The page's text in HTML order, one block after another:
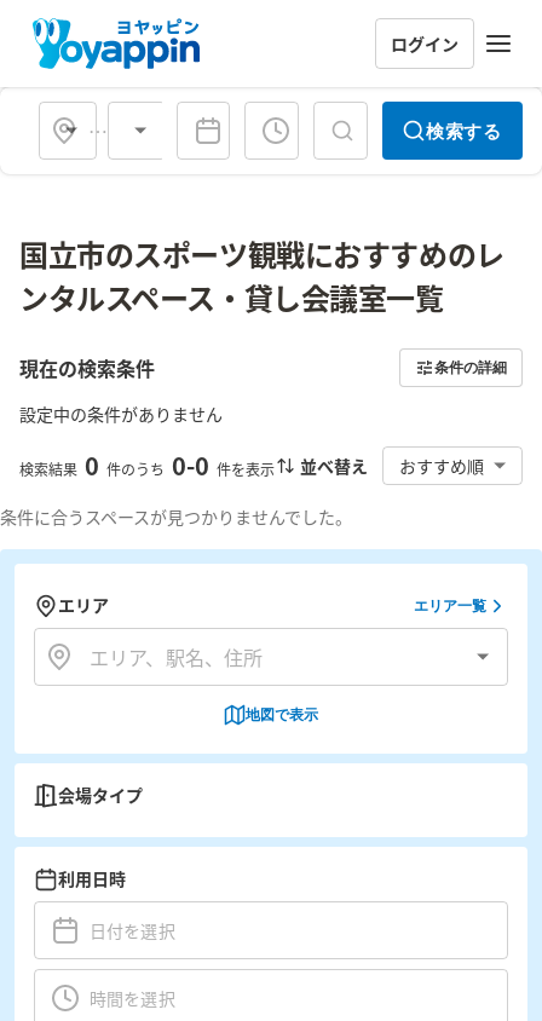
ログイン
会場タイプ 検索する
国立市のスポーツ観戦におすすめのレ
ンタルスペース・貸し会議室一覧
現在の検索条件 条件の詳細
設定中の条件がありません
検索結果 0 件のうち 0-0 件を表示 並べ替え おすすめ順
条件に合うスペースが見つかりませんでした。
エリア エリア一覧
地図で表示
会場タイプ
利用日時